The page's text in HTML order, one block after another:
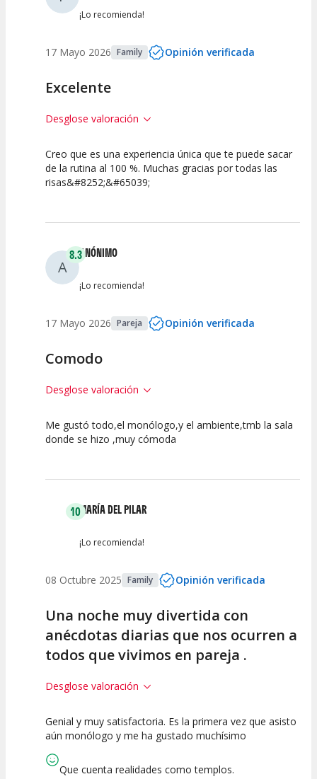
¡Lo recomienda!
17 Mayo 2026 Family Opinión verificada
Excelente
Desglose valoración
10
Calidad del
10
Puesta en
10
Creo que es una experiencia única que te puede sacar
de la rutina al 100 %. Muchas gracias por todas las
risas&#8252;&#65039;
A
8.3ANÓNIMO
¡Lo recomienda!
17 Mayo 2026 Pareja Opinión verificada
Comodo
Desglose valoración
7.5 7.5 10
Me gustó todo,el monólogo,y el ambiente,tmb la sala
donde se hizo ,muy cómoda
10MARÍA DEL PILAR
¡Lo recomienda!
08 Octubre 2025 Family Opinión verificada
Una noche muy divertida con
anécdotas diarias que nos ocurren a
todos que vivimos en pareja .
Desglose valoración
10
Espectáculo
10
Escena
10
Genial y muy satisfactoria. Es la primera vez que asisto
aún monólogo y me ha gustado muchísimo
Que cuenta realidades como templos.